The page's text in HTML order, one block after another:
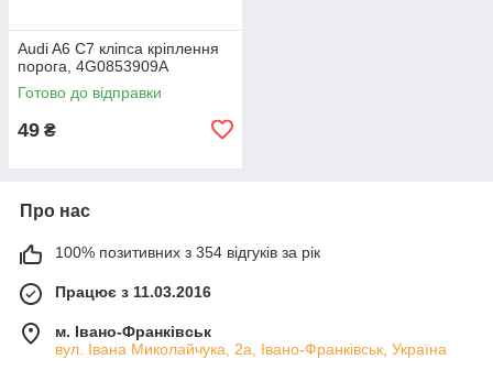
Audi A6 C7 кліпса кріплення
порога, 4G0853909A
Готово до відправки
49 ₴
Про нас
100% позитивних з 354 відгуків за рік
Працює з 11.03.2016
м. Івано-Франківськ
вул. Івана Миколайчука, 2а, Івано-Франківськ, Україна